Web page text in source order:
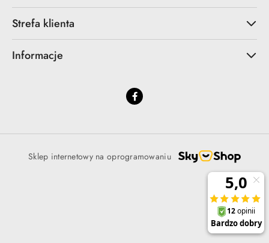
Strefa klienta
Informacje
Sklep internetowy na oprogramowaniu